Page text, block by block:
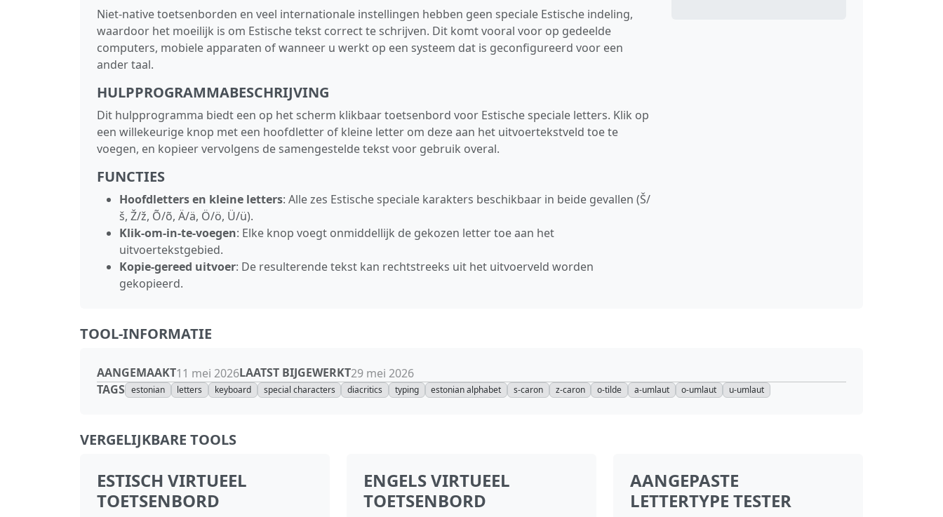
Niet-native toetsenborden en veel internationale instellingen hebben geen speciale Estische indeling,
waardoor het moeilijk is om Estische tekst correct te schrijven. Dit komt vooral voor op gedeelde
computers, mobiele apparaten of wanneer u werkt op een systeem dat is geconfigureerd voor een
ander taal.
HULPPROGRAMMABESCHRIJVING
Dit hulpprogramma biedt een op het scherm klikbaar toetsenbord voor Estische speciale letters. Klik op
een willekeurige knop met een hoofdletter of kleine letter om deze aan het uitvoertekstveld toe te
voegen, en kopieer vervolgens de samengestelde tekst voor gebruik overal.
FUNCTIES
Hoofdletters en kleine letters: Alle zes Estische speciale karakters beschikbaar in beide gevallen (Š/
š, Ž/ž, Õ/õ, Ä/ä, Ö/ö, Ü/ü).
Klik-om-in-te-voegen: Elke knop voegt onmiddellijk de gekozen letter toe aan het
uitvoertekstgebied.
Kopie-gereed uitvoer: De resulterende tekst kan rechtstreeks uit het uitvoerveld worden
gekopieerd.
TOOL-INFORMATIE
AANGEMAAKT11 mei 2026LAATST BIJGEWERKT29 mei 2026
TAGS estonian letters keyboard special characters diacritics typing estonian alphabet s-caron z-caron o-tilde a-umlaut o-umlaut u-umlaut
VERGELIJKBARE TOOLS
ESTISCH VIRTUEEL
TOETSENBORD
ENGELS VIRTUEEL
TOETSENBORD
AANGEPASTE
LETTERTYPE TESTER